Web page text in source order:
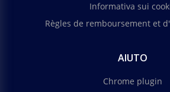
Informativa sui
Règles de remboursement et
AIUTO
Chrome plugin